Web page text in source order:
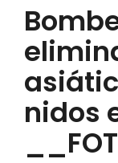
nidos